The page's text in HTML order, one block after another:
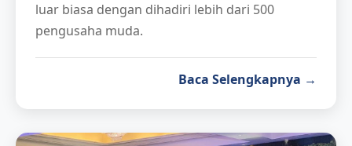
luar biasa dengan dihadiri lebih dari 500
pengusaha muda.
Baca Selengkapnya →